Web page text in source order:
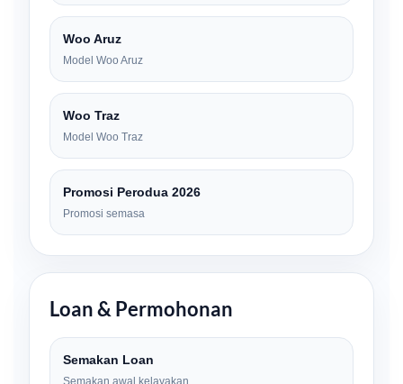
Woo Aruz
Model Woo Aruz
Woo Traz
Model Woo Traz
Promosi Perodua 2026
Promosi semasa
Loan & Permohonan
Semakan Loan
Semakan awal kelayakan